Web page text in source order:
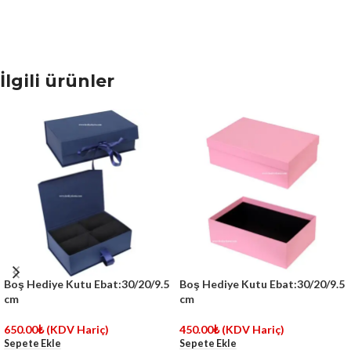
İlgili ürünler
Boş Hediye Kutu Ebat:30/20/9.5
cm
650.00₺ (KDV Hariç)
Sepete Ekle
Boş Hediye Kutu Ebat:30/20/9.5
cm
450.00₺ (KDV Hariç)
Sepete Ekle